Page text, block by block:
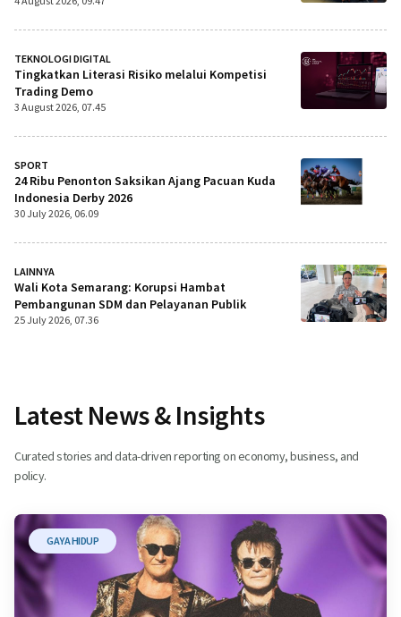
TEKNOLOGI DIGITAL
Tingkatkan Literasi Risiko melalui Kompetisi
Trading Demo
3 August 2026, 07.45
SPORT
24 Ribu Penonton Saksikan Ajang Pacuan Kuda
Indonesia Derby 2026
30 July 2026, 06.09
LAINNYA
Wali Kota Semarang: Korupsi Hambat
Pembangunan SDM dan Pelayanan Publik
25 July 2026, 07.36
Latest News & Insights
Curated stories and data-driven reporting on economy, business, and
policy.
GAYA HIDUP